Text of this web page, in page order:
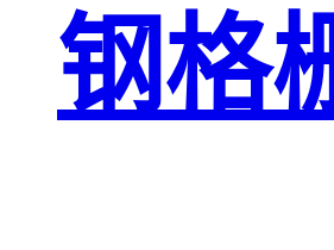
钢格